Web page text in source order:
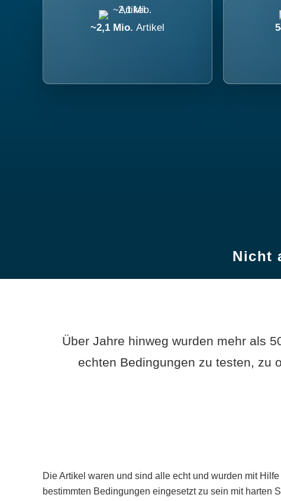
~2,1 Mio. Artikel
Nicht
Über Jahre hinweg wurden mehr als
echten Bedingungen zu testen, zu
Die Artikel waren und sind alle echt und wurden mit
bestimmten Bedingungen eingesetzt zu sein mit harten